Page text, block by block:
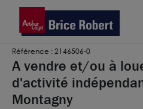
Référence : 2146506-0
A vendre et/ou à
d'activité
Montagny